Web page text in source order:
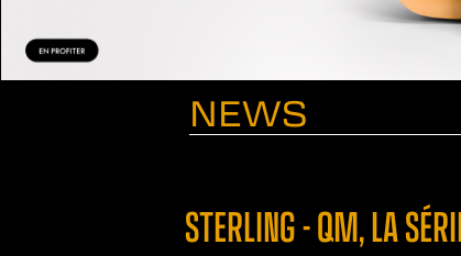
NEWS
STERLING - QM, LA